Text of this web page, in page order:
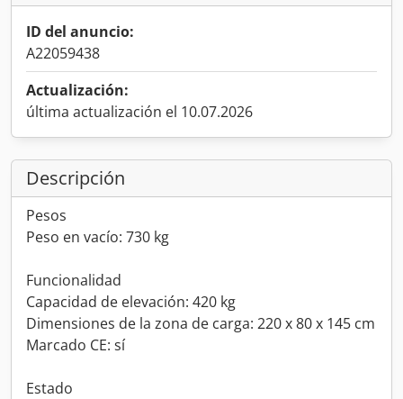
ID del anuncio:
A22059438
Actualización:
última actualización el 10.07.2026
Descripción
Pesos
Peso en vacío: 730 kg
Funcionalidad
Capacidad de elevación: 420 kg
Dimensiones de la zona de carga: 220 x 80 x 145 cm
Marcado CE: sí
Estado